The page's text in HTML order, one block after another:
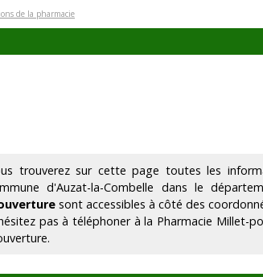
de la pharmacie
trouverez sur cette page toutes les
d'Auzat-la-Combelle dans le
sont accessibles à côté des
pas à téléphoner à la Pharmacie Millet-